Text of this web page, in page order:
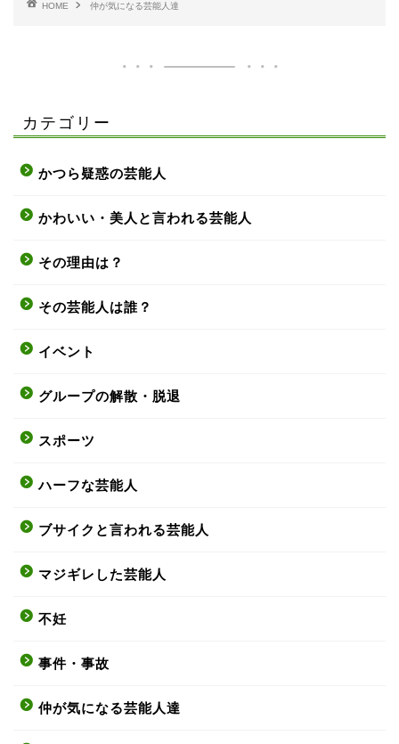
HOME 仲が気になる芸能人達
カテゴリー
かつら疑惑の芸能人
かわいい・美人と言われる芸能人
その理由は？
その芸能人は誰？
イベント
グループの解散・脱退
スポーツ
ハーフな芸能人
ブサイクと言われる芸能人
マジギレした芸能人
不妊
事件・事故
仲が気になる芸能人達